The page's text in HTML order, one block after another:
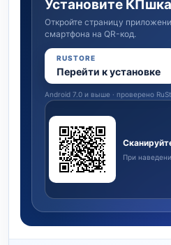
Установите
Откройте страницу
смартфона на QR-код.
RUSTORE
Перейти к установке
Android 7.0 и выше · проверено
При